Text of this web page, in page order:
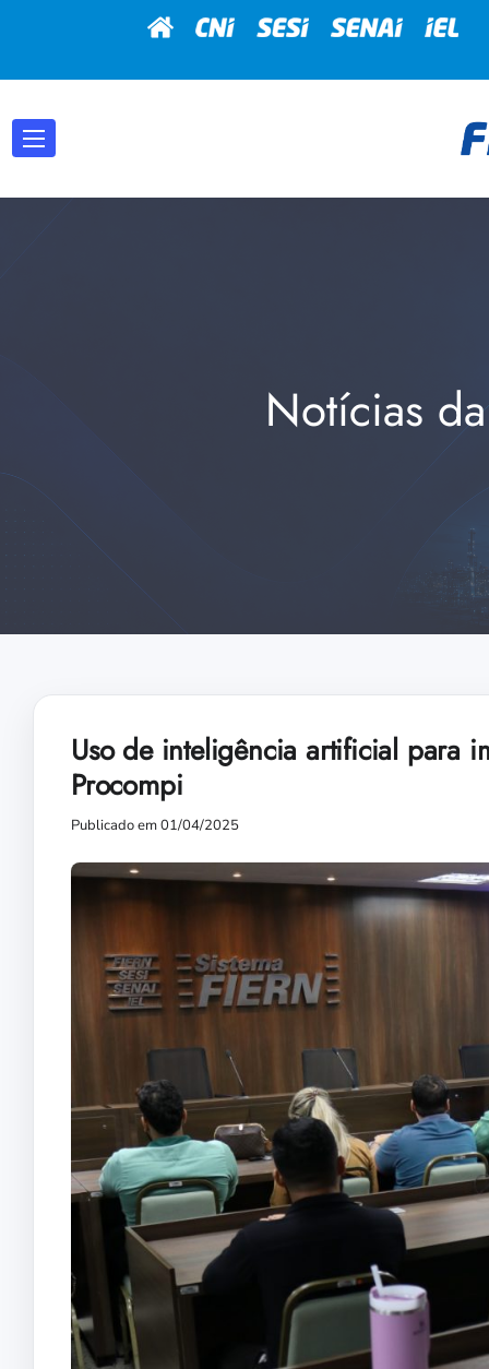
Notícias
Uso de inteligência artificial para
Procompi
Publicado em 01/04/2025